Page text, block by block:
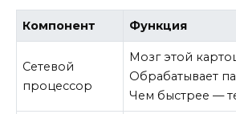
Компонент Функция
Сетевой
процессор
Мозг этой
Обрабатывает
Чем быстрее —